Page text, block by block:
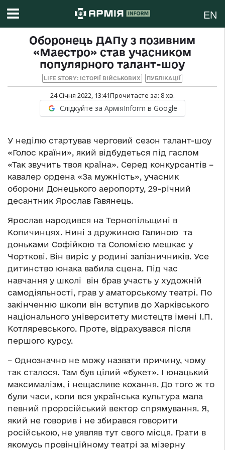
EN
Оборонець ДАПу з позивним
«Маестро» став учасником
популярного талант-шоу
LIFE STORY: ІСТОРІЇ ВІЙСЬКОВИХ ПУБЛІКАЦІЇ
24 Січня 2022, 13:41Прочитаєте за: 8хв.
Слідкуйте за АрміяInform в Google
У неділю стартував черговий сезон талант-шоу
«Голос країни», який відбудеться під гаслом
«Так звучить твоя країна». Серед конкурсантів –
кавалер ордена «За мужність», учасник
оборони Донецького аеропорту, 29-річний
десантник Ярослав Гавянець.
Ярослав народився на Тернопільщині в
Копичинцях. Нині з дружиною Галиною та
доньками Софійкою та Соломією мешкає у
Чорткові. Він виріс у родині залізничників. Усе
дитинство юнака вабила сцена. Під час
навчання у школі він брав участь у художній
самодіяльності, грав у аматорському театрі. По
закінченню школи він вступив до Харківського
національного університету мистецтв імені І.П.
Котляревського. Проте, відрахувався після
першого курсу.
– Однозначно не можу назвати причину, чому
так сталося. Там був цілий «букет». І юнацький
максималізм, і нещасливе кохання. До того ж то
були часи, коли вся українська культура мала
певний проросійський вектор спрямування. Я,
який не говорив і не збирався говорити
російською, не уявляв тут свого місця. Грати в
якомусь провінційному театрі за мізерну